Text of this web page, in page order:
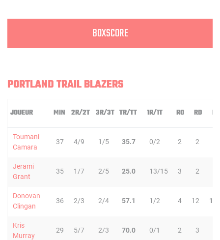
BOXSCORE
PORTLAND TRAIL BLAZERS
JOUEUR MIN 2R/2T 3R/3T TR/TT 1R/1T RO RD RT
Toumani
Camara
37 4/9 1/5 35.7 0/2 2 2
Jerami
Grant
35 1/7 2/5 25.0 13/15 3 2
Donovan
Clingan
36 2/3 2/4 57.1 1/2 4 12 16
Kris
Murray
29 5/7 2/3 70.0 0/1 2 3